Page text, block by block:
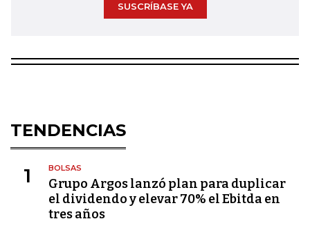
SUSCRÍBASE YA
TENDENCIAS
1 BOLSAS
Grupo Argos lanzó plan para duplicar
el dividendo y elevar 70% el Ebitda en
tres años